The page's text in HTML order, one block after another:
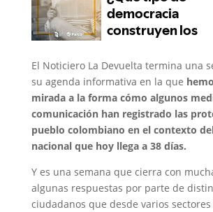
El Noticiero La Devuelta termina una
su agenda informativa en la que
mirada a la forma cómo algunos
comunicación han registrado las
pueblo colombiano en el contexto
nacional que hoy llega a 38 días.
Y es una semana que cierra con
algunas respuestas por parte de
ciudadanos que desde varios